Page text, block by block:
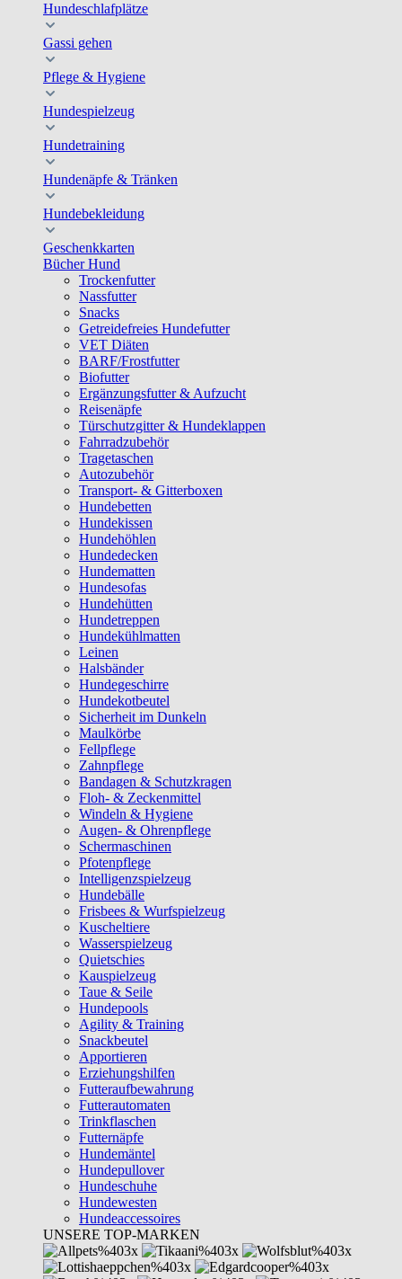
Hundeschlafplätze
Gassi gehen
Pflege & Hygiene
Hundespielzeug
Hundetraining
Hundenäpfe & Tränken
Hundebekleidung
Geschenkkarten
Bücher Hund
Trockenfutter
Nassfutter
Snacks
Getreidefreies Hundefutter
VET Diäten
BARF/Frostfutter
Biofutter
Ergänzungsfutter & Aufzucht
Reisenäpfe
Türschutzgitter & Hundeklappen
Fahrradzubehör
Tragetaschen
Autozubehör
Transport- & Gitterboxen
Hundebetten
Hundekissen
Hundehöhlen
Hundedecken
Hundematten
Hundesofas
Hundehütten
Hundetreppen
Hundekühlmatten
Leinen
Halsbänder
Hundegeschirre
Hundekotbeutel
Sicherheit im Dunkeln
Maulkörbe
Fellpflege
Zahnpflege
Bandagen & Schutzkragen
Floh- & Zeckenmittel
Windeln & Hygiene
Augen- & Ohrenpflege
Schermaschinen
Pfotenpflege
Intelligenzspielzeug
Hundebälle
Frisbees & Wurfspielzeug
Kuscheltiere
Wasserspielzeug
Quietschies
Kauspielzeug
Taue & Seile
Hundepools
Agility & Training
Snackbeutel
Apportieren
Erziehungshilfen
Futteraufbewahrung
Futterautomaten
Trinkflaschen
Futternäpfe
Hundemäntel
Hundepullover
Hundeschuhe
Hundewesten
Hundeaccessoires
UNSERE TOP-MARKEN